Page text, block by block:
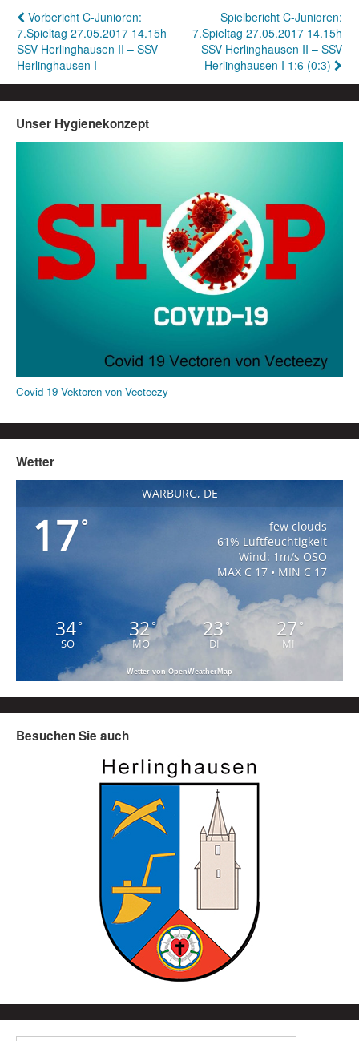
Beitragsnavigation
Vorbericht C-Junioren:
7.Spieltag 27.05.2017 14.15h
SSV Herlinghausen II – SSV
Herlinghausen I
Spielbericht C-Junioren:
7.Spieltag 27.05.2017 14.15h
SSV Herlinghausen II – SSV
Herlinghausen I 1:6 (0:3)
Unser Hygienekonzept
Covid 19 Vektoren von Vecteezy
Wetter
WARBURG, DE
17°
few clouds
61% Luftfeuchtigkeit
Wind: 1m/s OSO
MAX C 17 • MIN C 17
34°
SO
32°
MO
23°
DI
27 °
MI
Wetter von OpenWeatherMap
Besuchen Sie auch